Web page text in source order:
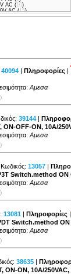
AC (10)
AC (15)
AC (10)
40094 | Πληροφορίες |
Αμεσα
39144 |
OFF-ON, 10A/
Αμεσα
13057 |
Switch.method ON
Αμεσα
13081 | Πληροφορίες |
Switch.method ON
Αμεσα
38635 |
ON-ON, 10A/